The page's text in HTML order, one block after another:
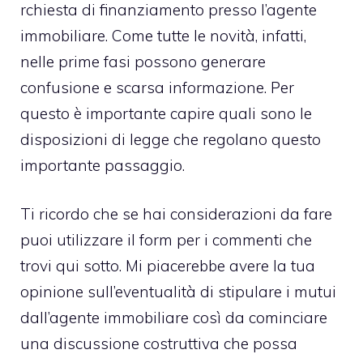
rchiesta di finanziamento presso l’agente
immobiliare. Come tutte le novità, infatti,
nelle prime fasi possono generare
confusione e scarsa informazione. Per
questo è importante capire quali sono le
disposizioni di legge che regolano questo
importante passaggio.
Ti ricordo che se hai considerazioni da fare
puoi utilizzare il form per i commenti che
trovi qui sotto. Mi piacerebbe avere la tua
opinione sull’eventualità di stipulare i mutui
dall’agente immobiliare così da cominciare
una discussione costruttiva che possa